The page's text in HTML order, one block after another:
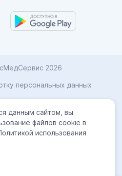
2026
персональных данных
сайта
данным сайтом, вы
файлов cookie в
использования